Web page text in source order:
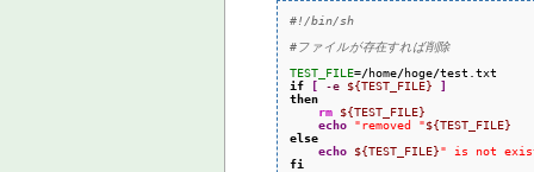
#!/bin/sh
#ファイルが存在すれば削除
TEST_FILE=/home/hoge/
if
[ -e ${TEST_FILE}
]
then
rm ${TEST_FILE}
echo "removed "${TEST_FILE}
else
echo ${TEST_FILE}" is not
fi